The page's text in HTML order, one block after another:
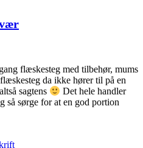
flæskesteg med tilbehør, mums
da ikke hører til på en
sagtens
Det hele handler
så sørge for at en god portion